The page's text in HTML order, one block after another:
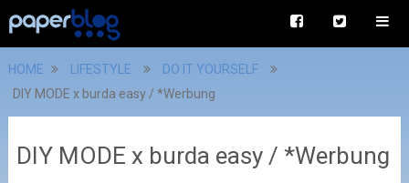
HOME LIFESTYLE
DO IT YOURSELF
DIY MODE x burda easy / *Werbung
DIY MODE x burda easy / *Werbung